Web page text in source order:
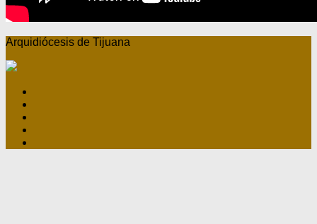
Arquidiócesis de Tijuana